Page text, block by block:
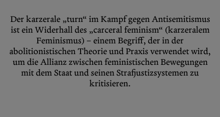
Der karzerale „turn“ im Kampf gegen Antisemitismus
ist ein Widerhall des „carceral feminism“ (karzeralem
Feminismus) – einem Begriff, der in der
abolitionistischen Theorie und Praxis verwendet wird,
um die Allianz zwischen feministischen Bewegungen
mit dem Staat und seinen Strafjustizsystemen zu
kritisieren.